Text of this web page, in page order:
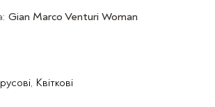
Gian Marco Venturi Woman
Квіткові